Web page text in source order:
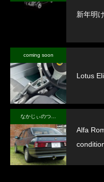
新年明
coming soon
Alfa